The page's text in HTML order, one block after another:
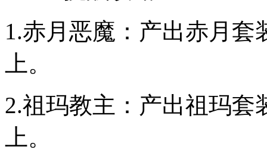
1.赤月恶魔：产出赤月套
上。
2.祖玛教主：产出祖玛套
上。